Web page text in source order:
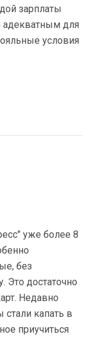
зарплаты
адекватным для
условия
уже более 8
без
Это достаточно
Недавно
стали капать в
приучиться